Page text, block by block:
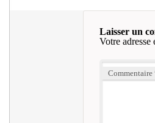
Laisser un
Votre adresse
Commentaire